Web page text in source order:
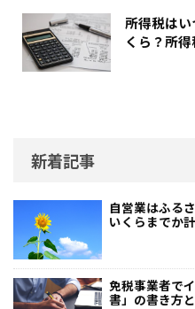
所得税は
くら？所
新着記事
自営業はふる
いくらまでか
免税事業者で
書」の書き方